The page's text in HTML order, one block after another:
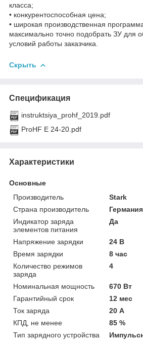
класса;
• конкурентоспособная цена;
• широкая производственная
максимально точно подобрать ЗУ для
условий работы заказчика.
Скрыть
Спецификация
instruktsiya_prohf_2019.pdf
ProHF E 24-20.pdf
Характеристики
Основные
Производитель
Stark
Страна производитель
Германия
Индикатор заряда
элементов питания
Да
Напряжение зарядки
24 В
Время зарядки
8 час
Количество режимов
заряда
4
Номинальная мощность
670 Вт
Гарантийный срок
12 мес
Ток заряда
20 А
КПД, не менее
85 %
Тип зарядного устройства